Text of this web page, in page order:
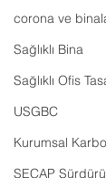
corona ve
Sağlıklı Bina
Sağlıklı Ofis
USGBC
Kurumsal
SECAP